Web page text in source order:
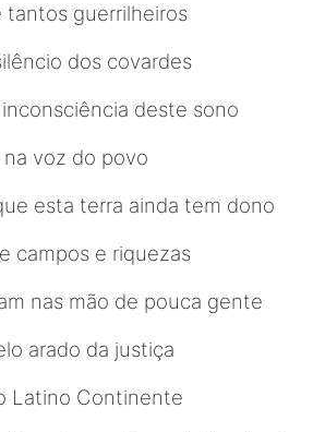
tantos guerrilheiros
dos covardes
deste sono
voz do povo
esta terra ainda tem dono
campos e riquezas
nas mão de pouca gente
arado da justiça
Latino Continente